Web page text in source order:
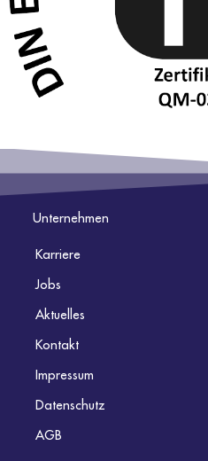
Unternehmen
Karriere
Jobs
Aktuelles
Kontakt
Impressum
Datenschutz
AGB